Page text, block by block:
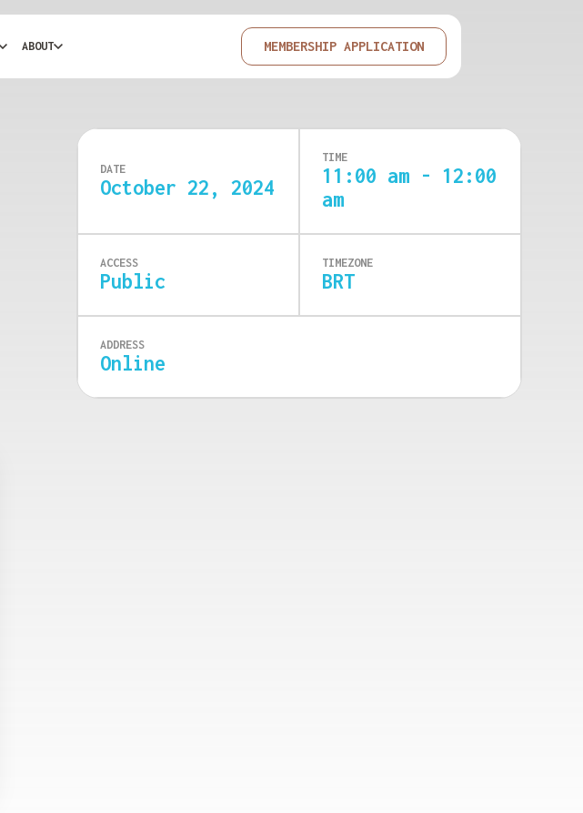
ABOUT MEMBERSHIP APPLICATION
DATE
October 22, 2024
TIME
11:00 am - 12:00
am
ACCESS
Public
TIMEZONE
BRT
ADDRESS
Online